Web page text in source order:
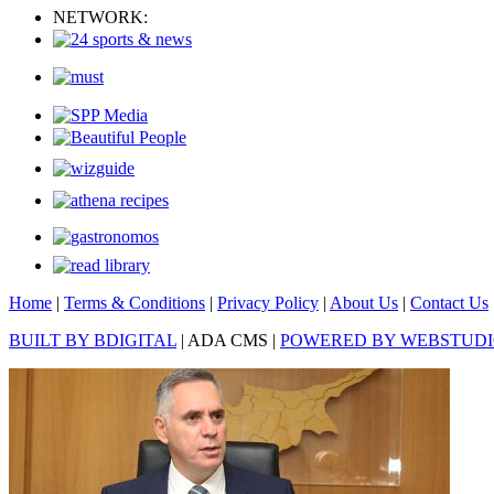
NETWORK:
Home | Terms & Conditions | Privacy Policy | About Us | Contact Us
BUILT BY BDIGITAL | ADA CMS | POWERED BY